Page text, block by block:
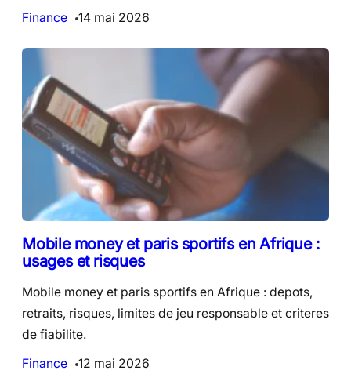
Finance
14 mai 2026
Mobile money et paris sportifs en Afrique :
usages et risques
Mobile money et paris sportifs en Afrique : depots,
retraits, risques, limites de jeu responsable et criteres
de fiabilite.
Finance
12 mai 2026